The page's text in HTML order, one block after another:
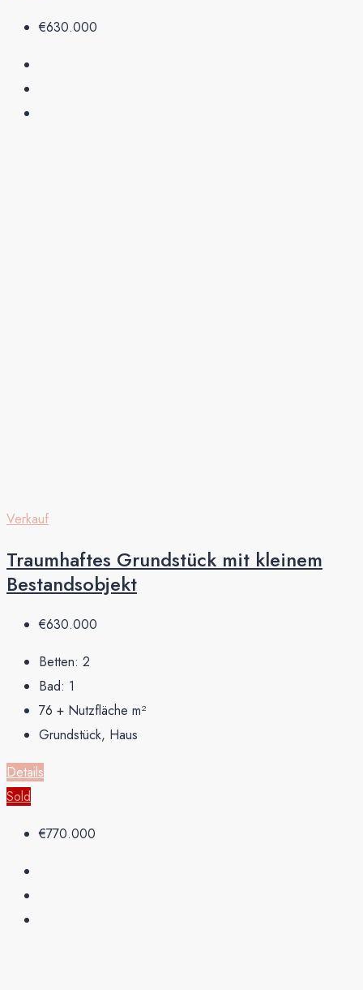
€630.000
Verkauf
Traumhaftes Grundstück mit kleinem
Bestandsobjekt
€630.000
Betten: 2
Bad: 1
76 + Nutzfläche m²
Grundstück, Haus
Details
Sold
€770.000